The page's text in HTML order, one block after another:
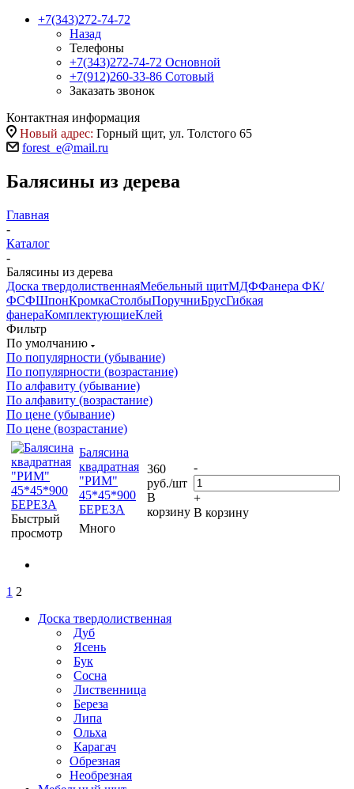
+7(343)272-74-72
Назад
Телефоны
+7(343)272-74-72 Основной
+7(912)260-33-86 Сотовый
Заказать звонок
Контактная информация
Новый адрес: Горный щит, ул. Толстого 65
forest_e@mail.ru
Балясины из дерева
Главная
-
Каталог
-
Балясины из дерева
Доска твердолиственнаяМебельный щитМДФФанера ФК/
ФСФШпонКромкаСтолбыПоручниБрусГибкая
фанераКомплектующиеКлей
Фильтр
По умолчанию
По популярности (убывание)
По популярности (возрастание)
По алфавиту (убывание)
По алфавиту (возрастание)
По цене (убывание)
По цене (возрастание)
Быстрый
просмотр
Балясина
квадратная
"РИМ"
45*45*900
БЕРЕЗА
Много
360
руб./шт
В
корзину
-
+
В корзину
1 2
Доска твердолиственная
Дуб
Ясень
Бук
Сосна
Лиственница
Береза
Липа
Ольха
Карагач
Обрезная
Необрезная